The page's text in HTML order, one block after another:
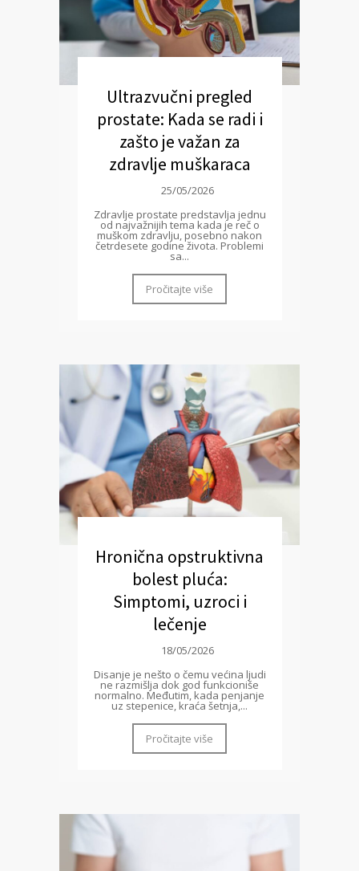
Ultrazvučni pregled
prostate: Kada se radi i
zašto je važan za
zdravlje muškaraca
25/05/2026
Zdravlje prostate predstavlja jednu
od najvažnijih tema kada je reč o
muškom zdravlju, posebno nakon
četrdesete godine života. Problemi
sa...
Pročitajte više
Hronična opstruktivna
bolest pluća:
Simptomi, uzroci i
lečenje
18/05/2026
Disanje je nešto o čemu većina ljudi
ne razmišlja dok god funkcioniše
normalno. Međutim, kada penjanje
uz stepenice, kraća šetnja,...
Pročitajte više